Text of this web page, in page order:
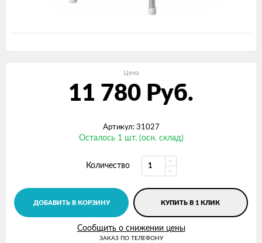
Цена
11 780 Руб.
Артикул: 31027
Осталось 1 шт. (осн. склад)
Количество
ДОБАВИТЬ В КОРЗИНУ КУПИТЬ В 1 КЛИК
Сообщить о снижении цены
ЗАКАЗ ПО ТЕЛЕФОНУ